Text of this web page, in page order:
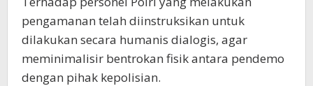
pengamanan telah diinstruksikan untuk
dilakukan secara humanis dialogis, agar
meminimalisir bentrokan fisik antara pendemo
dengan pihak kepolisian.